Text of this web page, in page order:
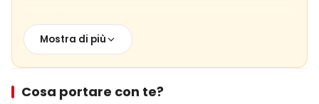
Il tuo Tour Verde di Cappadocia oggi Se
vuoi esplorare le parti meno conosciute ma
altrettanto belle della Cappadocia,
Mostra di più
Cosa portare con te?